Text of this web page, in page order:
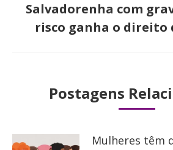
post:
Salvadorenha com
risco ganha o direito
Postagens
Mulheres têm